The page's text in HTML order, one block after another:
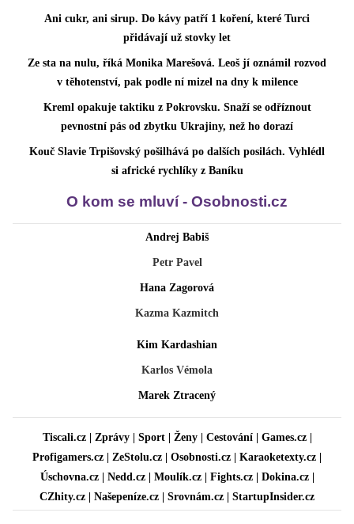
Ani cukr, ani sirup. Do kávy patří 1 koření, které Turci
přidávají už stovky let
Ze sta na nulu, říká Monika Marešová. Leoš jí oznámil rozvod
v těhotenství, pak podle ní mizel na dny k milence
Kreml opakuje taktiku z Pokrovsku. Snaží se odříznout
pevnostní pás od zbytku Ukrajiny, než ho dorazí
Kouč Slavie Trpišovský pošilhává po dalších posilách. Vyhlédl
si africké rychlíky z Baníku
O kom se mluví - Osobnosti.cz
Andrej Babiš
Petr Pavel
Hana Zagorová
Kazma Kazmitch
Kim Kardashian
Karlos Vémola
Marek Ztracený
Tiscali.cz| Zprávy| Sport| Ženy| Cestování| Games.cz|
Profigamers.cz | ZeStolu.cz | Osobnosti.cz | Karaoketexty.cz |
Úschovna.cz| Nedd.cz| Moulík.cz| Fights.cz| Dokina.cz|
CZhity.cz | Našepeníze.cz | Srovnám.cz | StartupInsider.cz